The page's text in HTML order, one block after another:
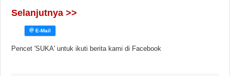
Selanjutnya >>
Pencet 'SUKA' untuk ikuti berita kami di Facebook